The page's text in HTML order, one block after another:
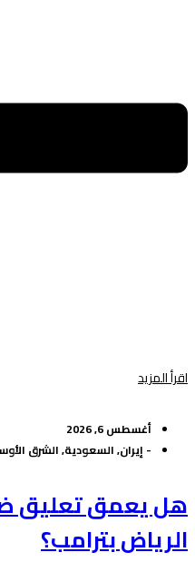
اقرأ المزيد
أغسطس 6, 2026
- إيران,السعودية,الشرق
هل يعمق تعليق
الرياض بترامب؟